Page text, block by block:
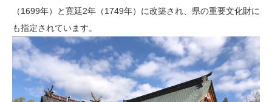
（1699年）と寛延2年（1749年）に改築され、県の重要文化財に
も指定されています。